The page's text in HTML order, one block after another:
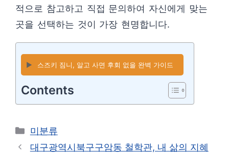
적으로 참고하고 직접 문의하여 자신에게 맞는
곳을 선택하는 것이 가장 현명합니다.
▶️ 스즈키 짐니, 알고 사면 후회 없을 완벽 가이드
Contents
카
테
미분류
대구광역시북구구암동 철학관, 내 삶의 지혜